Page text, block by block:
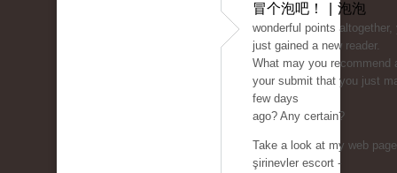
冒个泡吧！ | 泡泡
wonderful points altogether,
just gained a new reader.
What may you recommend
your submit that you just
few days
ago? Any certain?
Take a look at my web page
şirinevler escort -